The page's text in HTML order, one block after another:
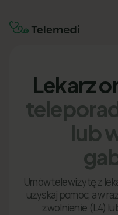
Lekarz
lub
Umów telewizytę z
uzyskaj pomoc, a w
zwolnienie (L4)